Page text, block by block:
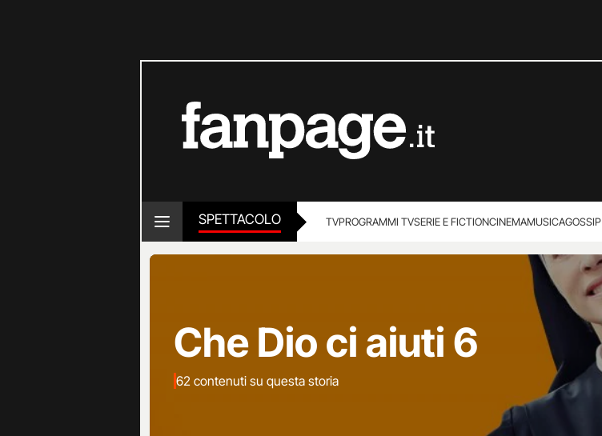
SPETTACOLO TVPROGRAMMI TVSERIE E FICTIONCINEMAMUSICAGOSSIP
Che Dio ci aiuti 6
62 contenuti su questa storia